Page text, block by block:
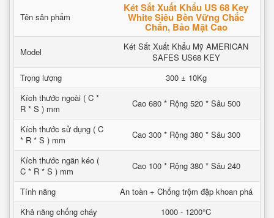
Tên sản phẩm
Két Sắt Xuất Khẩu US 68 Key
White Siêu Bền Vững Chắc
Chắn, Bảo Mật Cao
Model
Két Sắt Xuất Khẩu Mỹ AMERICAN
SAFES US68 KEY
Trọng lượng
300 ± 10Kg
Kích thước ngoài ( C *
R * S ) mm
Cao 680 * Rộng 520 * Sâu 500
Kích thước sử dụng ( C
* R * S ) mm
Cao 300 * Rộng 380 * Sâu 300
Kích thước ngăn kéo (
C * R * S ) mm
Cao 100 * Rộng 380 * Sâu 240
Tính năng
An toàn + Chống trộm đập khoan phá
Khả năng chống cháy
1000 - 1200°C